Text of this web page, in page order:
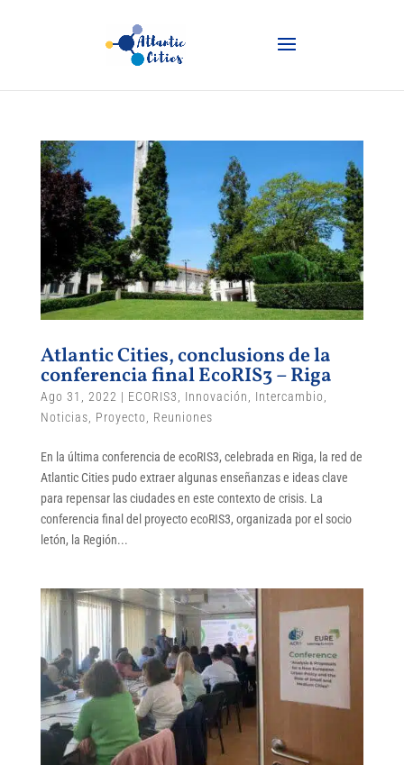
Atlantic Cities, conclusions de la
conferencia final EcoRIS3 – Riga
Ago 31, 2022 | ECORIS3, Innovación, Intercambio,
Noticias, Proyecto, Reuniones
En la última conferencia de ecoRIS3, celebrada en Riga, la red de
Atlantic Cities pudo extraer algunas enseñanzas e ideas clave
para repensar las ciudades en este contexto de crisis. La
conferencia final del proyecto ecoRIS3, organizada por el socio
letón, la Región...